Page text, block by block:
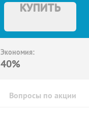
КУПИТЬ
Экономия:
40%
Вопросы по акции